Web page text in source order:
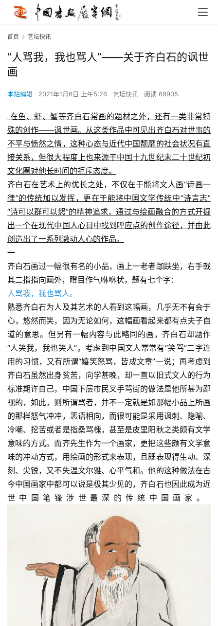
首页 艺坛快讯
“人骂我，我也骂人”——关于齐白石的讽世
画
本站编辑 2021年1月6日 上午5:26 艺坛快讯 阅读 69905
在鱼、虾、蟹等齐白石常画的题材之外，还有一类非常特
殊的创作——讽世画。从这类作品中可见出齐白石对世事的
不平与愤然之情，这种心态与近代中国颓靡的社会状况有直
接关系，但很大程度上也来源于中国十九世纪末二十世纪初
文化圈对他长时间的拒斥态度。
齐白石在艺术上的优长之处，不仅在于能将文人画“诗画一
律”的传统加以发挥，更在于能将中国文学传统中“诗言志”
“诗可以群可以怨”的精神追求，通过与绘画融合的方式开掘
出一个在现代中国人心目中找到呼应点的创作途径，并由此
创造出了一系列激动人心的作品。
一
齐白石画过一幅很有名的小品，画上一老者跏趺坐，右手戟
其二指指向画外，瞪目作气咻咻状，题有七个字：
人骂我，我也骂人。
熟悉齐白石为人及其艺术的人看到这幅画，几乎无不有会于
心，悠然而笑，因为无论如何，这幅画看起来都有点夫子自
道的意思。但另有一幅内容与此略同的画，齐白石却题作
“人笑我，我也笑人”。考虑到中国文人常常有“笑骂”二字连
用的习惯，又有所谓“嬉笑怒骂，皆成文章”一说；再考虑到
齐白石虽然出身贫苦，向学甚晚，却一直以旧式文人的行为
标准期许自己，中国下层市民叉手骂街的做法是他所甚为鄙
视的，如此，则所谓骂者，并不一定就是如那幅小品上所画
的那样怒气冲冲，恶语相向，而很可能是采用讽刺、隐喻、
冷嘲、挖苦或者是指桑骂槐，甚至是皮里阳秋之类颇有文学
意味的方式。而齐先生作为一个画家，更把这些颇有文学意
味的冲动方式，用绘画的形式来表现，且既表现得生动、深
刻、尖锐，又不失温文尔雅、心平气和。他的这种做法在古
今中国画家中都可以说是极其少见的，齐白石也因此成为近
世中国笔锋涉世最深的传统中国画家。